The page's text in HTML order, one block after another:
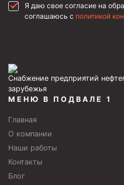
Я даю свое согласие на
соглашаюсь с политикой
Снабжение предприятий
зарубежья
МЕНЮ В ПОДВАЛЕ 1
Главная
О компании
Наши работы
Контакты
Блог